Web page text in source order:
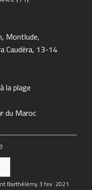
Montlude,
Caudèra, 13-14
la plage
du Maroc